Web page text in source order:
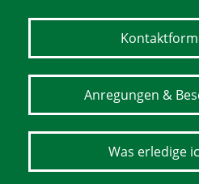
Anregungen &
Was erledige